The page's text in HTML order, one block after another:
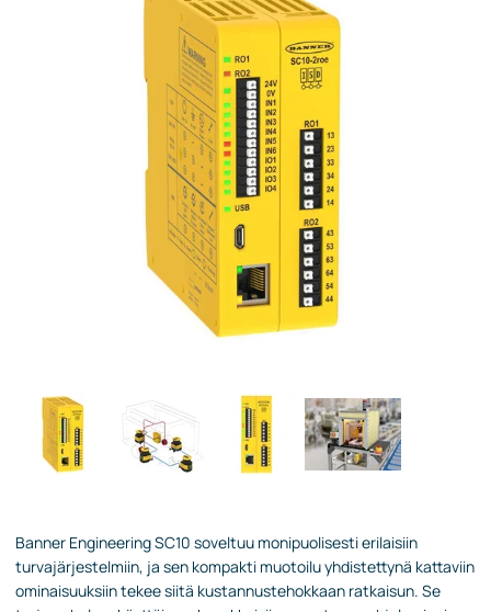
Banner Engineering SC10 soveltuu monipuolisesti erilaisiin
turvajärjestelmiin, ja sen kompakti muotoilu yhdistettynä kattaviin
ominaisuuksiin tekee siitä kustannustehokkaan ratkaisun. Se